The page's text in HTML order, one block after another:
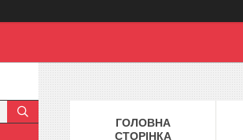
ГОЛОВНА
СТОРІНКА